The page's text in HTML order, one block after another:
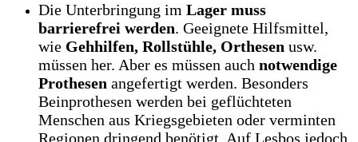
Die Unterbringung im Lager muss
barrierefrei werden. Geeignete Hilfsmittel,
wie Gehhilfen, Rollstühle, Orthesen usw.
müssen her. Aber es müssen auch notwendige
Prothesen angefertigt werden. Besonders
Beinprothesen werden bei geflüchteten
Menschen aus Kriegsgebieten oder verminten
Regionen dringend benötigt. Auf Lesbos jedoch